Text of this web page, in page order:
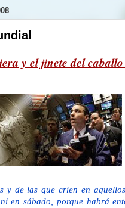
y el jinete del
y de las que críen en
en sábado, porque habrá